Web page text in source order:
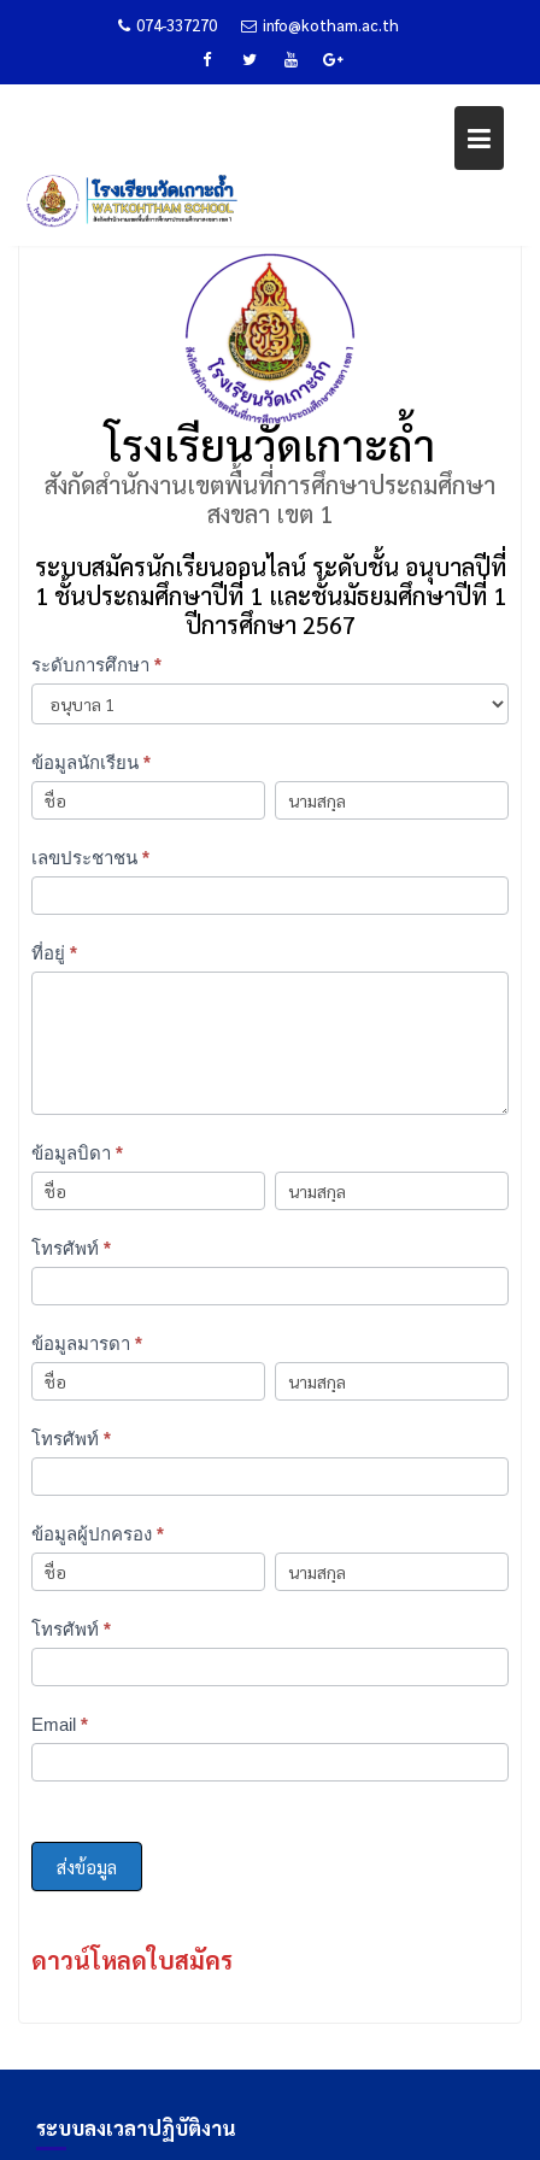
074-337270 info@kotham.ac.th
Home ระบบ WKT Smart School
โรงเรียนวัดเกาะถ้ำ
สังกัดสำนักงานเขตพื้นที่การศึกษาประถมศึกษา
สงขลา เขต 1
ระบบสมัครนักเรียนออนไลน์ ระดับชั้น อนุบาลปีที่
1 ชั้นประถมศึกษาปีที่ 1 และชั้นมัธยมศึกษาปีที่ 1
ปีการศึกษา 2567
แบบ
ฟอร์ม
รับ
สมัคร
นักเรียน
ระดับการศึกษา *
ข้อมูลนักเรียน *
ข้อมูล
นักเรียน
ข้อมูล
นักเรียน
เลขประชาชน *
ที่อยู่ *
ข้อมูลบิดา *
ข้อมูล
บิดา
ข้อมูล
บิดา
โทรศัพท์ *
ข้อมูลมารดา *
ข้อมูล
มารดา
ข้อมูล
มารดา
โทรศัพท์ *
ข้อมูลผู้ปกครอง *
ข้อมูล
ผู้
ปกครอง
ข้อมูล
ผู้
โทรศัพท์ *
Email *
ส่งข้อมูล
ดาวน์โหลดใบสมัคร
ระบบลงเวลาปฏิบัติงาน